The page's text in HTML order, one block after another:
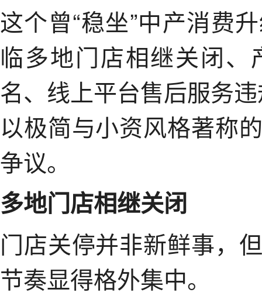
这个曾“稳坐”中产消费
临多地门店相继关闭
名、线上平台售后服务
以极简与小资风格著称
争议。
多地门店相继关闭
门店关停并非新鲜事，
节奏显得格外集中。